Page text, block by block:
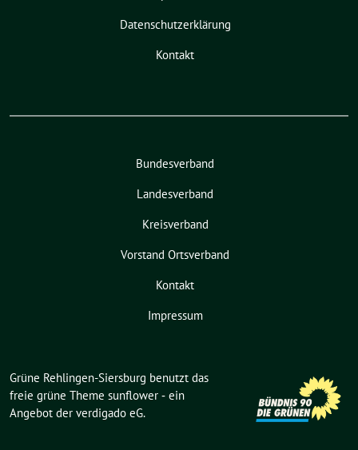
Datenschutzerklärung
Kontakt
Bundesverband
Landesverband
Kreisverband
Vorstand Ortsverband
Kontakt
Impressum
Grüne Rehlingen-Siersburg benutzt das
freie grüne Theme sunflower ‐ ein
Angebot der verdigado eG.